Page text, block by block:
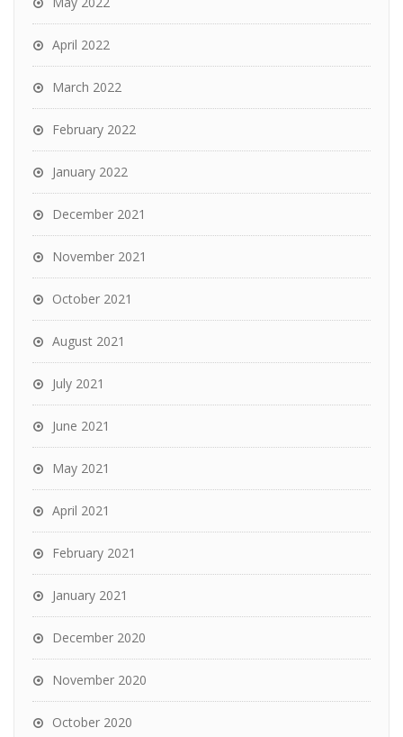
April 2022
March 2022
February 2022
January 2022
December 2021
November 2021
October 2021
August 2021
July 2021
June 2021
May 2021
April 2021
February 2021
January 2021
December 2020
November 2020
October 2020